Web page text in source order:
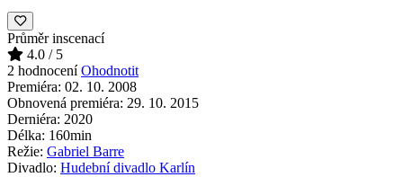
Průměr inscenací
4.0 / 5
2 hodnoceníOhodnotit
Premiéra: 02. 10. 2008
Obnovená premiéra: 29. 10. 2015
Derniéra: 2020
Délka: 160min
Režie: Gabriel Barre
Divadlo: Hudební divadlo Karlín